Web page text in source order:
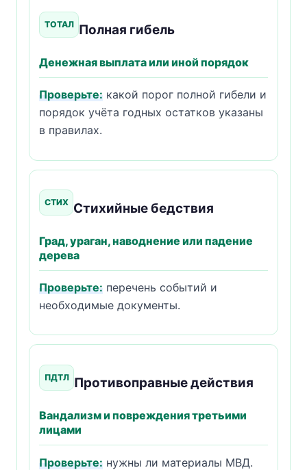
ТОТАЛ Полная гибель
Денежная выплата или иной порядок
Проверьте: какой порог полной гибели и
порядок учёта годных остатков указаны
в правилах.
СТИХ Стихийные бедствия
Град, ураган, наводнение или падение
дерева
Проверьте: перечень событий и
необходимые документы.
ПДТЛ Противоправные действия
Вандализм и повреждения третьими
лицами
Проверьте: нужны ли материалы МВД.